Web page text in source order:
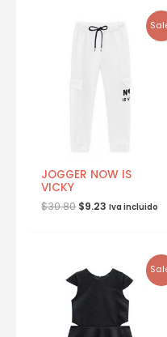
JOGGER NOW IS
VICKY
$30.80 $9.23 Iva incluido